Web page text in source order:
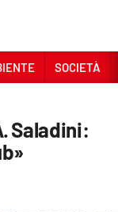
SOCIETÀ
Saladini: